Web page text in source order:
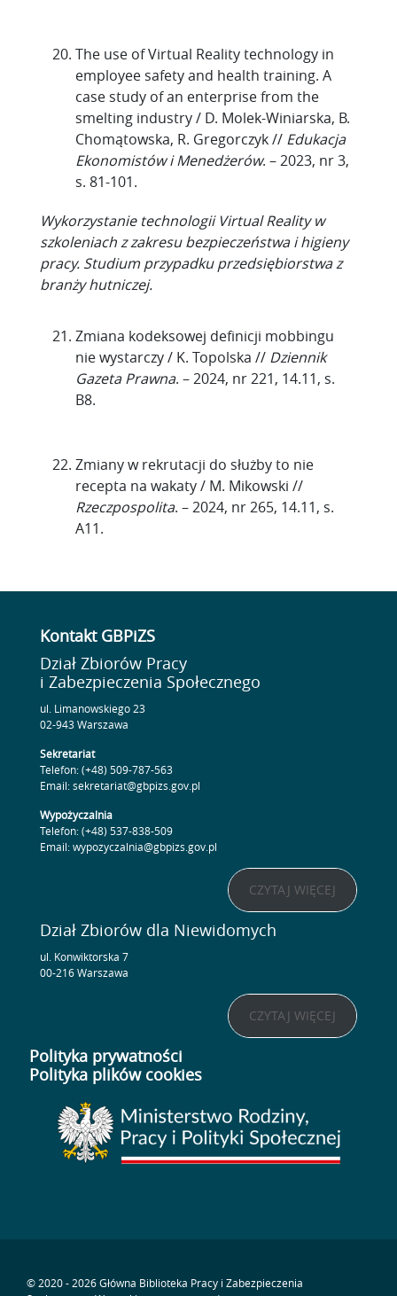
The use of Virtual Reality technology in
employee safety and health training. A
case study of an enterprise from the
smelting industry / D. Molek-Winiarska, B.
Chomątowska, R. Gregorczyk // Edukacja
Ekonomistów i Menedżerów. – 2023, nr 3,
s. 81-101.
Wykorzystanie technologii Virtual Reality w
szkoleniach z zakresu bezpieczeństwa i higieny
pracy. Studium przypadku przedsiębiorstwa z
branży hutniczej.
Zmiana kodeksowej definicji mobbingu
nie wystarczy / K. Topolska // Dziennik
Gazeta Prawna. – 2024, nr 221, 14.11, s.
B8.
Zmiany w rekrutacji do służby to nie
recepta na wakaty / M. Mikowski //
Rzeczpospolita. – 2024, nr 265, 14.11, s.
A11.
Kontakt GBPiZS
Dział Zbiorów Pracy
i Zabezpieczenia Społecznego
ul. Limanowskiego 23
02-943 Warszawa
Sekretariat
Telefon: (+48) 509-787-563
Email: sekretariat@gbpizs.gov.pl
Wypożyczalnia
Telefon: (+48) 537-838-509
Email: wypozyczalnia@gbpizs.gov.pl
CZYTAJ WIĘCEJ
Dział Zbiorów dla Niewidomych
ul. Konwiktorska 7
00-216 Warszawa
CZYTAJ WIĘCEJ
Polityka prywatności
Polityka plików cookies
© 2020 - 2026 Główna Biblioteka Pracy i Zabezpieczenia